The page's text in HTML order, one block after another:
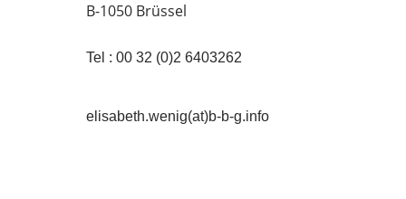
B-1050 Brüssel
Tel : 00 32 (0)2 6403262
elisabeth.wenig(at)b-b-g.info